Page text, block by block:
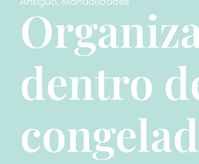
Antiguo, Manualidades
dentro